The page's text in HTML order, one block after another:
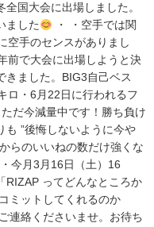
国大会に出場しました。
ました
・ ・空手では関
空手のセンスがありまし
前で大会に出場しようと決
きました。BIG3自己ベス
ロ・6月22日に行われるフ
だ今減量中です！勝ち負け
も ”後悔しないように今や
らのいいねの数だけ強くな
・今月3月16日（土）16
RIZAP ってどんなところか
ミットしてくれるのか
連絡くださいませ。お待ち